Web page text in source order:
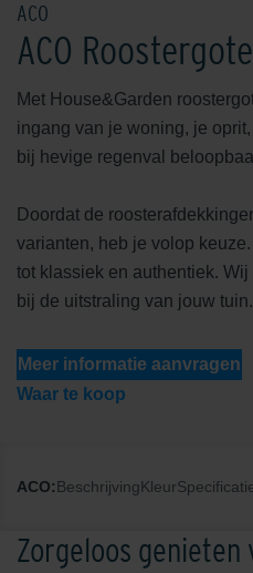
ACO
ACO
Met House&Garden
ingang van je woning, je
bij hevige regenval
Doordat de
varianten, heb je volop
tot klassiek en authentiek.
bij de uitstraling van jouw tuin.
Meer informatie aanvragen
Waar te koop
ACO:BeschrijvingKleur
Zorgeloos genieten